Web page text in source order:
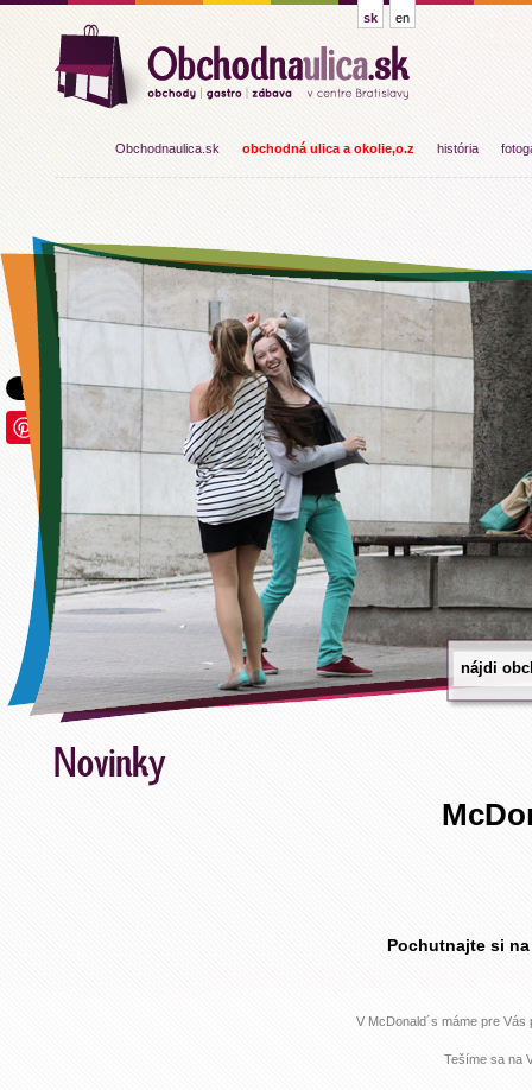
Save
sk en
Obchodnaulica.sk obchodná ulica a okolie,o.z história
Pochutnajte si
V McDonald´s máme pre
Tešíme sa na